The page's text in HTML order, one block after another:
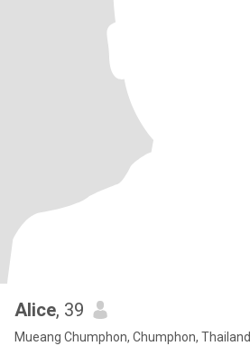
Alice, 39
Mueang Chumphon, Chumphon, Thailand